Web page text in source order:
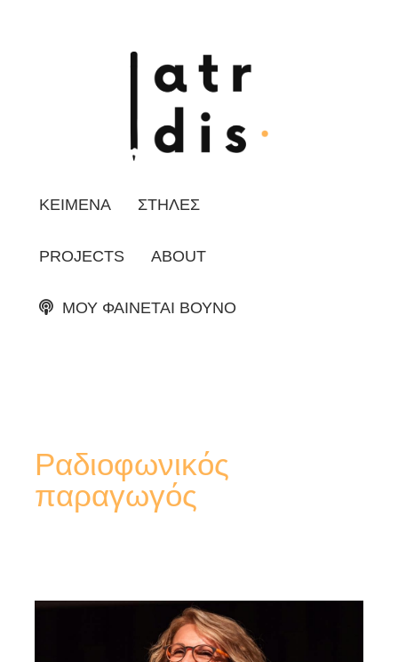
ΚΕΙΜΕΝΑ ΣΤΗΛΕΣ
PROJECTS ABOUT
ΜΟΥ ΦΑΙΝΕΤΑΙ ΒΟΥΝΟ
Ραδιοφωνικός
παραγωγός